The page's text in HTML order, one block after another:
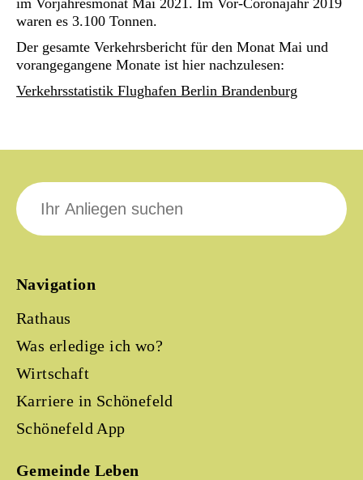
im Vorjahresmonat Mai 2021. Im Vor-Coronajahr 2019
waren es 3.100 Tonnen.
Der gesamte Verkehrsbericht für den Monat Mai und
vorangegangene Monate ist hier nachzulesen:
Verkehrsstatistik Flughafen Berlin Brandenburg
Navigation
Rathaus
Was erledige ich wo?
Wirtschaft
Karriere in Schönefeld
Schönefeld App
Gemeinde Leben
Suche
nach: